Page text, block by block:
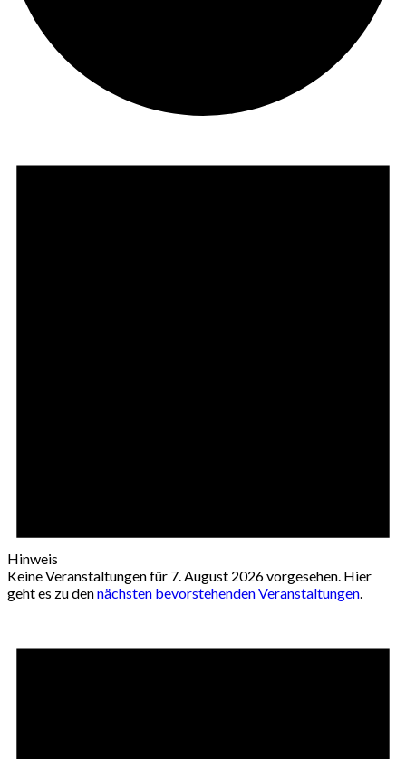
Hinweis
Keine Veranstaltungen für 7. August 2026 vorgesehen. Hier
geht es zu dennächsten bevorstehenden Veranstaltungen.